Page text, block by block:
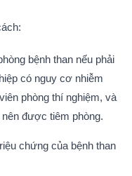
bệnh than nếu phải
có nguy cơ nhiễm
phòng thí nghiệm, và
được tiêm phòng.
chứng của bệnh than